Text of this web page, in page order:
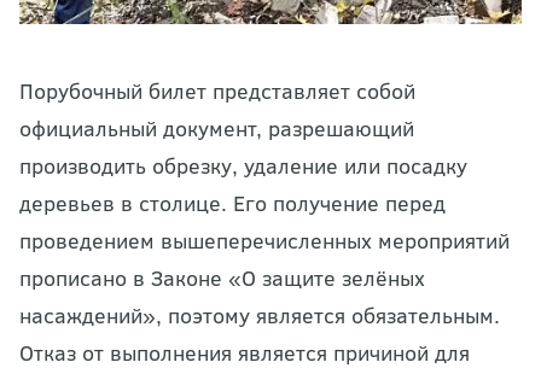
Порубочный билет представляет собой
официальный документ, разрешающий
производить обрезку, удаление или посадку
деревьев в столице. Его получение перед
проведением вышеперечисленных мероприятий
прописано в Законе «О защите зелёных
насаждений», поэтому является обязательным.
Отказ от выполнения является причиной для